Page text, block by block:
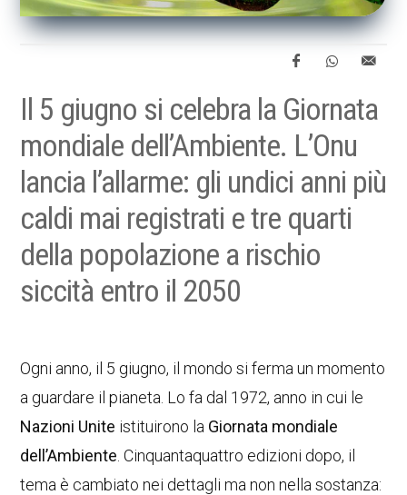
Il 5 giugno si celebra la Giornata
mondiale dell’Ambiente. L’Onu
lancia l’allarme: gli undici anni più
caldi mai registrati e tre quarti
della popolazione a rischio
siccità entro il 2050
Ogni anno, il 5 giugno, il mondo si ferma un momento
a guardare il pianeta. Lo fa dal 1972, anno in cui le
Nazioni Unite istituirono la Giornata mondiale
dell’Ambiente . Cinquantaquattro edizioni dopo, il
tema è cambiato nei dettagli ma non nella sostanza: